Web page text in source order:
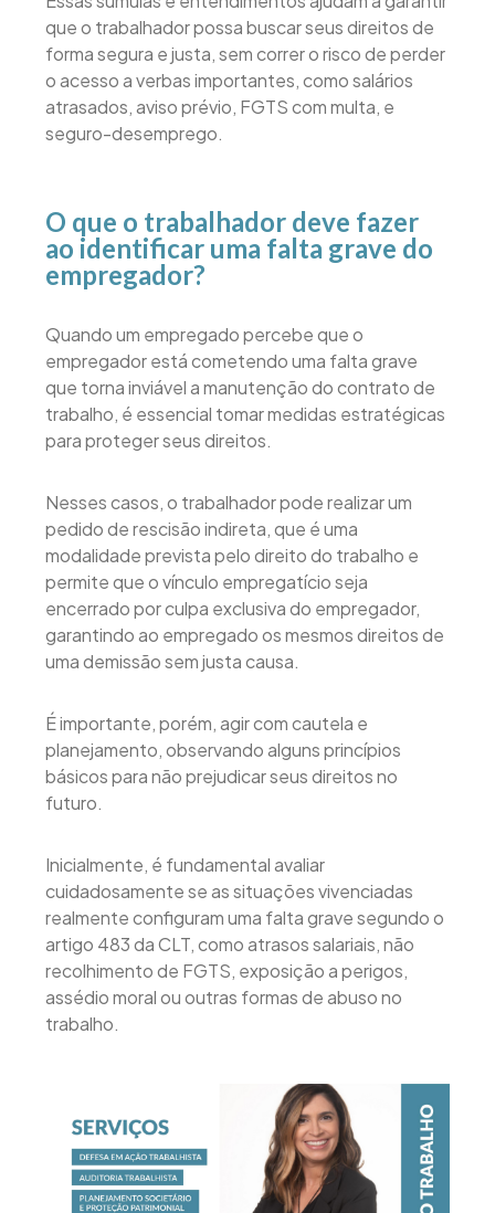
que o trabalhador possa buscar seus direitos de
forma segura e justa, sem correr o risco de perder
o acesso a verbas importantes, como salários
atrasados, aviso prévio, FGTS com multa, e
seguro-desemprego.
O que o trabalhador deve fazer
ao identificar uma falta grave do
empregador?
Quando um empregado percebe que o
empregador está cometendo uma falta grave
que torna inviável a manutenção do contrato de
trabalho, é essencial tomar medidas estratégicas
para proteger seus direitos.
Nesses casos, o trabalhador pode realizar um
pedido de rescisão indireta, que é uma
modalidade prevista pelo direito do trabalho e
permite que o vínculo empregatício seja
encerrado por culpa exclusiva do empregador,
garantindo ao empregado os mesmos direitos de
uma demissão sem justa causa.
É importante, porém, agir com cautela e
planejamento, observando alguns princípios
básicos para não prejudicar seus direitos no
futuro.
Inicialmente, é fundamental avaliar
cuidadosamente se as situações vivenciadas
realmente configuram uma falta grave segundo o
artigo 483 da CLT, como atrasos salariais, não
recolhimento de FGTS, exposição a perigos,
assédio moral ou outras formas de abuso no
trabalho.